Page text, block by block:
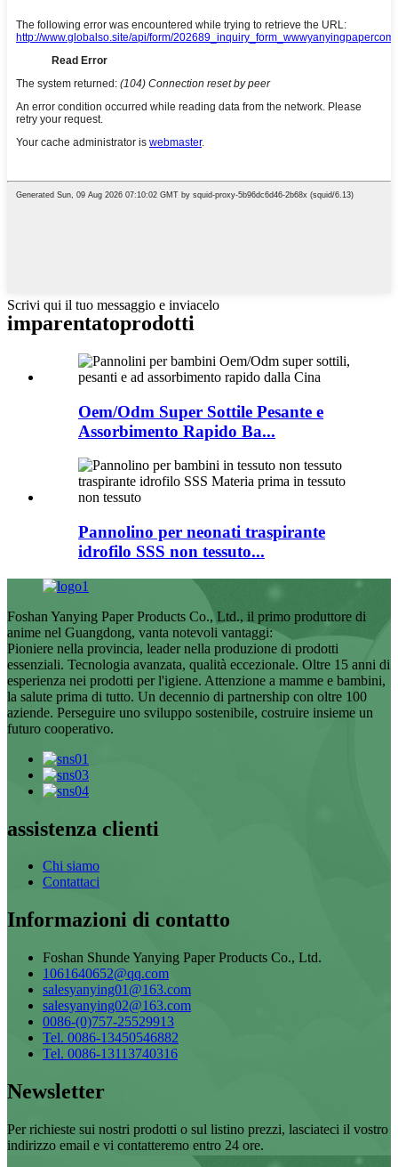
Scrivi qui il tuo messaggio e inviacelo
imparentatoprodotti
Oem/Odm Super Sottile Pesante e
Assorbimento Rapido Ba...
Pannolino per neonati traspirante
idrofilo SSS non tessuto...
Foshan Yanying Paper Products Co., Ltd., il primo produttore di
anime nel Guangdong, vanta notevoli vantaggi:
Pioniere nella provincia, leader nella produzione di prodotti
essenziali. Tecnologia avanzata, qualità eccezionale. Oltre 15 anni di
esperienza nei prodotti per l'igiene. Attenzione a mamme e bambini,
la salute prima di tutto. Un decennio di partnership con oltre 100
aziende. Perseguire uno sviluppo sostenibile, costruire insieme un
futuro cooperativo.
assistenza clienti
Chi siamo
Contattaci
Informazioni di contatto
Foshan Shunde Yanying Paper Products Co., Ltd.
1061640652@qq.com
salesyanying01@163.com
salesyanying02@163.com
0086-(0)757-25529913
Tel. 0086-13450546882
Tel. 0086-13113740316
Newsletter
Per richieste sui nostri prodotti o sul listino prezzi, lasciateci il vostro
indirizzo email e vi contatteremo entro 24 ore.